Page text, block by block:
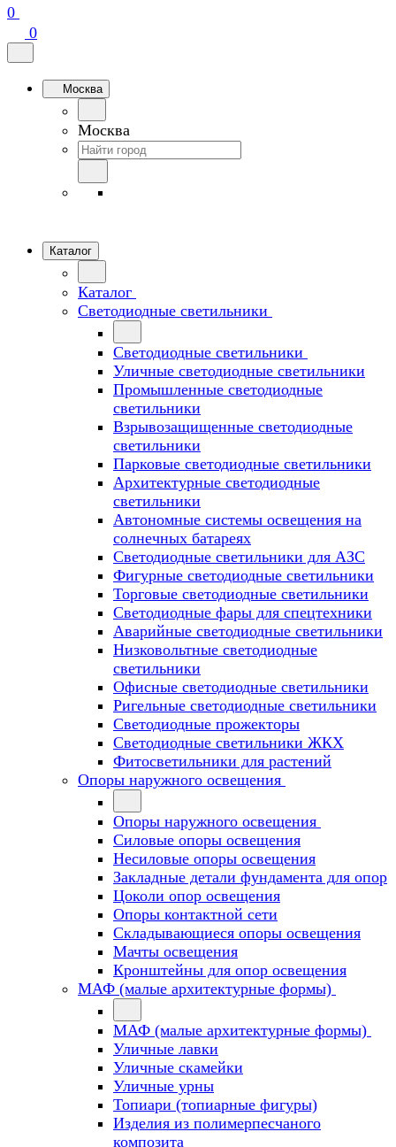
0
0
Москва
Москва
Каталог
Каталог
Светодиодные светильники
Светодиодные светильники
Уличные светодиодные светильники
Промышленные светодиодные
светильники
Взрывозащищенные светодиодные
светильники
Парковые светодиодные светильники
Архитектурные светодиодные
светильники
Автономные системы освещения на
солнечных батареях
Светодиодные светильники для АЗС
Фигурные светодиодные светильники
Торговые светодиодные светильники
Cветодиодные фары для спецтехники
Аварийные светодиодные светильники
Низковольтные светодиодные
светильники
Офисные светодиодные светильники
Ригельные светодиодные светильники
Светодиодные прожекторы
Светодиодные светильники ЖКХ
Фитосветильники для растений
Опоры наружного освещения
Опоры наружного освещения
Силовые опоры освещения
Несиловые опоры освещения
Закладные детали фундамента для опор
Цоколи опор освещения
Опоры контактной сети
Cкладывающиеся опоры освещения
Мачты освещения
Кронштейны для опор освещения
МАФ (малые архитектурные формы)
МАФ (малые архитектурные формы)
Уличные лавки
Уличные скамейки
Уличные урны
Топиари (топиарные фигуры)
Изделия из полимерпесчаного
композита